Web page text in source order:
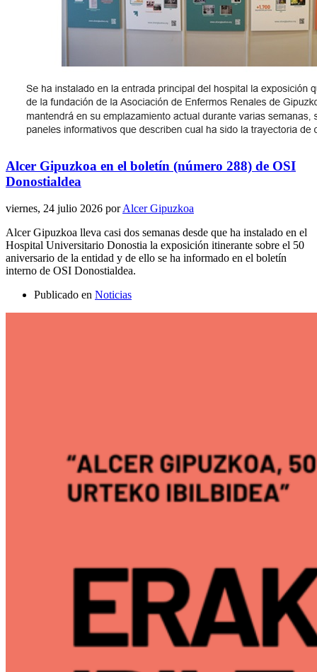
Alcer Gipuzkoa en el boletín (número 288) de OSI
Donostialdea
viernes, 24 julio 2026 porAlcer Gipuzkoa
Alcer Gipuzkoa lleva casi dos semanas desde que ha instalado en el
Hospital Universitario Donostia la exposición itinerante sobre el 50
aniversario de la entidad y de ello se ha informado en el boletín
interno de OSI Donostialdea.
Publicado en Noticias